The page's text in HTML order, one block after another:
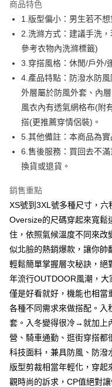
Apple Pay
街口支付
悠遊付
ATM付款
運送方式
全家取貨付款
每筆NT$80，滿NT$1,000(
付款後全家取貨
7-11取貨付款
每筆NT$80，滿NT$1,000(
每筆NT$80，滿NT$1,000(
宅配
每筆NT$150，滿
外島郵寄
每筆NT$150
商品特色
1.版型偏小：男生若不
2.洗滌方式：建議手洗
參考衣物內洗滌標籤)
3.穿搭風格：休閒/戶外/
4.產品特點：防潑水防
外層屬於防風外套、內
風衣內有透氣網格布(附
搭(更推薦穿情侶裝)。
5.其他備註：本商品為
6.售後服務：買回去不
換貨或退貨。
銷售重點
XS號到3XL號多種尺寸，
Oversize的尺碼穿起來寬鬆
住，依照氣候溫度不同來改
似北臉的熱銷爆款，讓你帥
輕鬆簡單掌握層次秘訣，絕
年流行OUTDOOR風潮，
僅是好看就好，機能也相當
各種不同需求來做搭配。
套。入冬變得很冷→就加上
營、騎車通勤、逛街穿搭都
科技面料，兼具防風、防潑
版型剪裁相當年輕化，穿起
觀時尚的訴求，CP值絕對